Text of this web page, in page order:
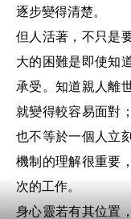
逐步變得清楚。
但人活著，不只是
大的困難是即使知
承受。知道親人離
就變得較容易面對
也不等於一個人立
機制的理解很重要
次的工作。
身心靈若有其位置